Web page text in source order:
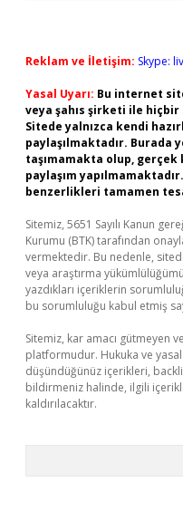
Reklam ve İletişim: Skype:
Yasal Uyarı: Bu internet
veya şahıs şirketi ile hiçbir
Sitede yalnızca kendi
paylaşılmaktadır.
taşımamakta olup,
paylaşım
benzerlikleri tamamen
Sitemiz, 5651 Sayılı Kanun
Kurumu (BTK) tarafından
vermektedir. Bu nedenle,
veya araştırma
yazdıkları içeriklerin
bu sorumluluğu kabul etmiş
Sitemiz, kar amacı gütmeyen
platformudur. Hukuka ve
düşündüğünüz içerikleri,
bildirmeniz halinde, ilgili
kaldırılacaktır.